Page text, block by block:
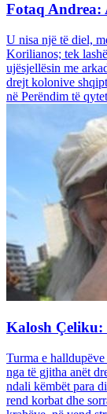
Fotaq Andrea:
U nisa një të diel,
Korilianos; tek
ujësjellësin me
drejt kolonive
në Perëndim të
Kalosh
Turma e halldupëve
nga të gjitha anët
ndali këmbët para
rend korbat dhe